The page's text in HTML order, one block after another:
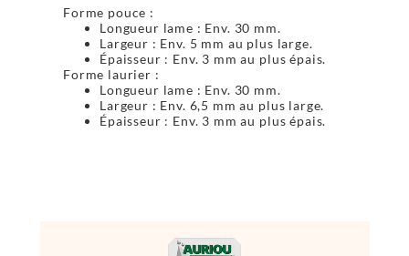
Forme pouce :
Longueur lame : Env. 30 mm.
Largeur : Env. 5 mm au plus large.
Épaisseur : Env. 3 mm au plus épais.
Forme laurier :
Longueur lame : Env. 30 mm.
Largeur : Env. 6,5 mm au plus large.
Épaisseur : Env. 3 mm au plus épais.